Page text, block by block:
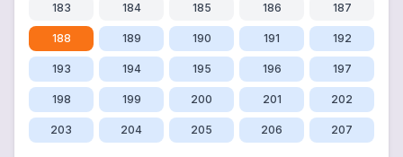
183 184 185 186 187
188 189 190 191 192
193 194 195 196 197
198 199 200 201 202
203 204 205 206 207